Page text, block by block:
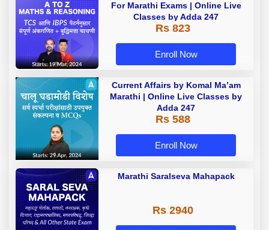
For Marathi Exams | Online Live
Classes by Adda 247
Rs 823
Enroll Now
Current Affairs by Komal Ma’am
Marathi | Online Live Classes by
Adda 247
Rs 588
Enroll Now
Marathi Saralseva Mahapack
Rs 2940